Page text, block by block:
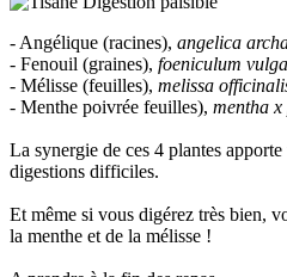
- Angélique (racines), angelica
- Fenouil (graines), foeniculum
- Mélisse (feuilles), melissa
- Menthe poivrée feuilles), mentha
La synergie de ces 4 plantes
digestions difficiles.
Et même si vous digérez très bien,
la menthe et de la mélisse !